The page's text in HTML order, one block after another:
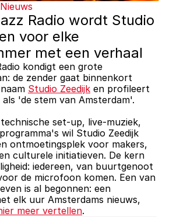
Nieuws
Radio wordt Studio
voor elke
met een verhaal
kondigt een grote
de zender gaat binnenkort
Studio Zeedijk en profileert
'de stem van Amsterdam'.
set-up, live-muziek,
wil Studio Zeedijk
ontmoetingsplek voor makers,
culturele initiatieven. De kern
iedereen, van buurtgenoot
de microfoon komen. Een van
is al begonnen: een
elk uur Amsterdams nieuws,
meer vertellen.